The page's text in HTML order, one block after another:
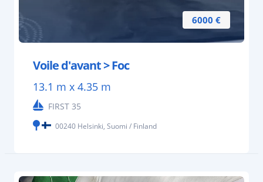
6000 €
Voile d'avant > Foc
13.1 m x 4.35 m
FIRST 35
00240 Helsinki, Suomi / Finland